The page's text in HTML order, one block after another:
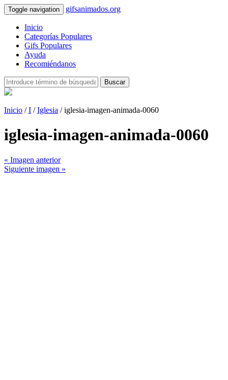
Toggle navigation gifsanimados.org
Inicio
Categorías Populares
Gifs Populares
Ayuda
Recomiéndanos
Buscar
Inicio /I /Iglesia / iglesia-imagen-animada-0060
iglesia-imagen-animada-0060
« Imagen anterior
Siguiente imagen »